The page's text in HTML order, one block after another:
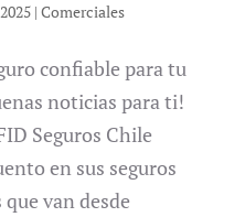
| Comerciales
confiable para tu
noticias para ti!
Seguros Chile
en sus seguros
van desde